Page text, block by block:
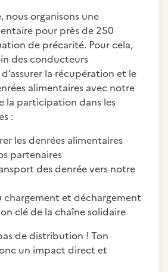
nous organisons une
pour près de 250
de précarité. Pour cela,
des conducteurs
la récupération et le
alimentaires avec notre
la participation dans les
:
les denrées alimentaires
partenaires
des denrée vers notre
chargement et déchargement
clé de la chaîne solidaire
de distribution ! Ton
un impact direct et